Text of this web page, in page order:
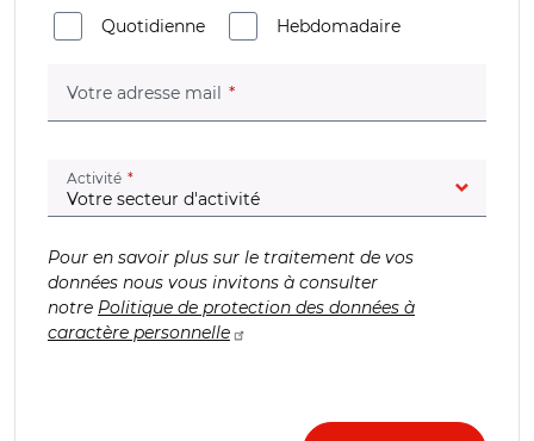
Quotidienne
Hebdomadaire
Votre adresse mail (champ obligatoire)
Activité (champ obligatoire)
Pour en savoir plus sur le traitement de vos
données nous vous invitons à consulter
notre Politique de protection des données à
caractère personnelle